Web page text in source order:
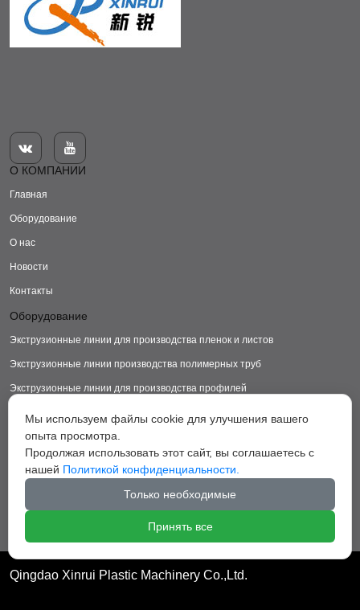


О КОМПАНИИ
Главная
Оборудование
О нас
Новости
Контакты
Оборудование
Экструзионные линии для производства пленок и листов
Экструзионные линии производства полимерных труб
Экструзионные линии для производства профилей
Экструзионные линии для производства пластиковых ковриков
Экструзионные линии для производства грануляторы
Вспомогательное оборудование
Qingdao Xinrui Plastic Machinery Co.,Ltd.
Мы используем файлы cookie для улучшения вашего
опыта просмотра.
Продолжая использовать этот сайт, вы соглашаетесь с
нашей Политикой конфиденциальности.
Только необходимые
Принять все